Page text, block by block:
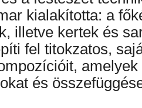
kialakította: a
illetve kertek és
fel titokzatos,
és